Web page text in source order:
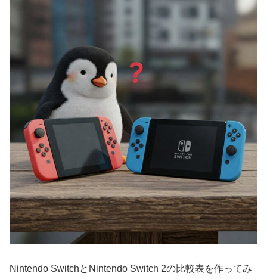
Nintendo SwitchとNintendo Switch 2の比較表を作ってみ